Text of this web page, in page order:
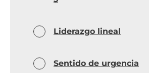
Liderazgo lineal
Sentido de urgencia